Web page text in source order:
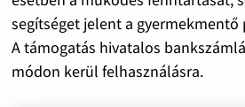
segítséget jelent a gyermekmentő
A támogatás hivatalos
módon kerül felhasználásra.